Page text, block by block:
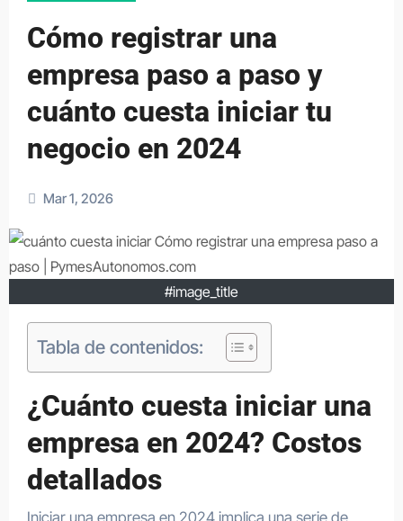
Cómo registrar una
empresa paso a paso y
cuánto cuesta iniciar tu
negocio en 2024
Mar 1, 2026
#image_title
Tabla de contenidos:
¿Cuánto cuesta iniciar una
empresa en 2024? Costos
detallados
Iniciar una empresa en 2024 implica una serie de